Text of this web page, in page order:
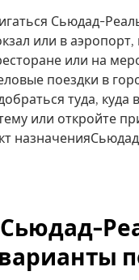
Сьюдад-
или в аэропорт,
или на
поездки в
туда, куда
или откройте
Сьюдад-